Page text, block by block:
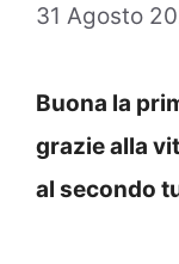
31 Agosto
Buona la
grazie alla
al secondo